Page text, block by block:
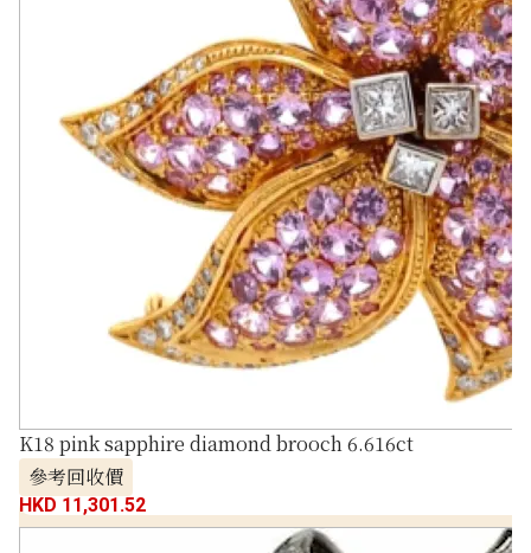
K18 pink sapphire diamond brooch 6.616ct
參考回收價
HKD 11,301.52